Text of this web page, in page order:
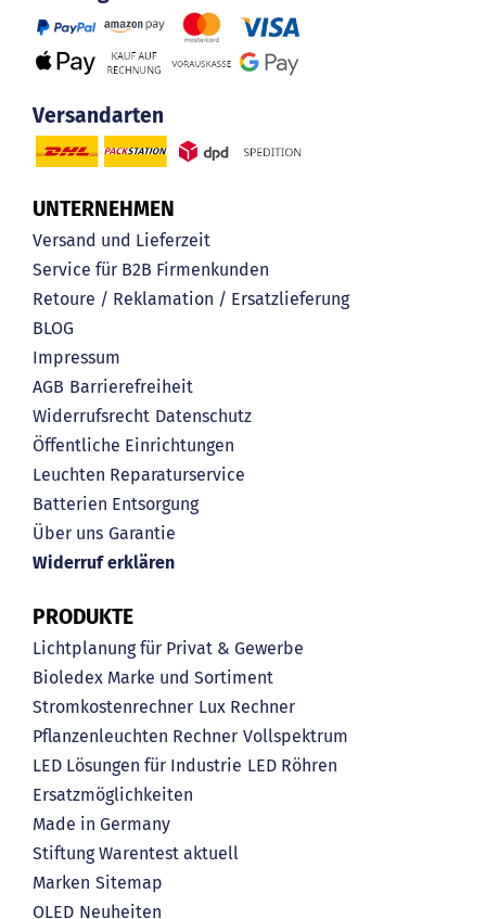
Versandarten
UNTERNEHMEN
Versand und Lieferzeit
Service für B2B Firmenkunden
Retoure / Reklamation / Ersatzlieferung
BLOG
Impressum
AGB Barrierefreiheit
Widerrufsrecht Datenschutz
Öffentliche Einrichtungen
Leuchten Reparaturservice
Batterien Entsorgung
Über uns Garantie
Widerruf erklären
PRODUKTE
Lichtplanung für Privat & Gewerbe
Bioledex Marke und Sortiment
Stromkostenrechner Lux Rechner
Pflanzenleuchten Rechner Vollspektrum
LED Lösungen für Industrie LED Röhren
Ersatzmöglichkeiten
Made in Germany
Stiftung Warentest aktuell
Marken Sitemap
OLED Neuheiten